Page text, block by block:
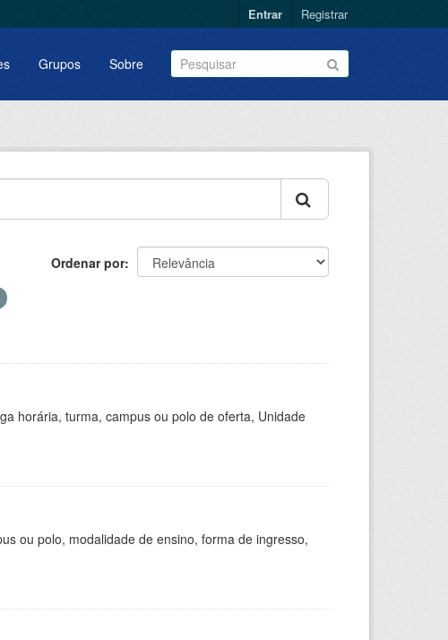
Entrar Registrar
Grupos Sobre
Ordenar por
horária, turma, campus ou polo de oferta, Unidade
ou polo, modalidade de ensino, forma de ingresso,